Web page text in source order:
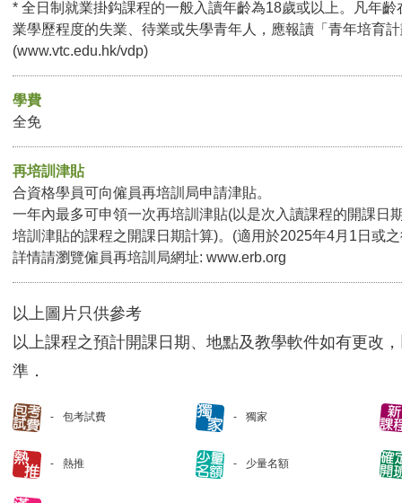
* 全日制就業掛鈎課程的一般入讀年齡為18歲或以上。凡年
業學歷程度的失業、待業或失學青年人，應報讀「青年培育
(www.vtc.edu.hk/vdp)
學費
全免
再培訓津貼
合資格學員可向僱員再培訓局申請津貼。
一年內最多可申領一次再培訓津貼(以是次入讀課程的開課日
培訓津貼的課程之開課日期計算)。(適用於2025年4月1日或
詳情請瀏覽僱員再培訓局網址: www.erb.org
以上圖片只供參考
以上課程之預計開課日期、地點及教學軟件如有更改
準．
包考試費 獨家
熱推 少量名額